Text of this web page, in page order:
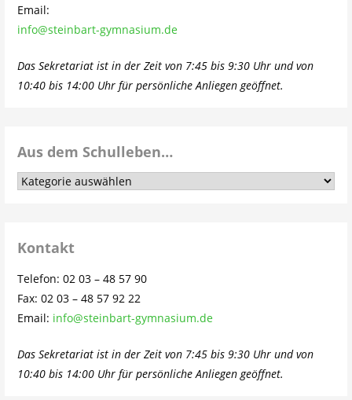
Email:
info@steinbart-gymnasium.de
Das Sekretariat ist in der Zeit von 7:45 bis 9:30 Uhr und von
10:40 bis 14:00 Uhr für persönliche Anliegen geöffnet.
Aus dem Schulleben…
Aus
Kontakt
Telefon: 02 03 – 48 57 90
Fax: 02 03 – 48 57 92 22
Email: info@steinbart-gymnasium.de
Das Sekretariat ist in der Zeit von 7:45 bis 9:30 Uhr und von
10:40 bis 14:00 Uhr für persönliche Anliegen geöffnet.